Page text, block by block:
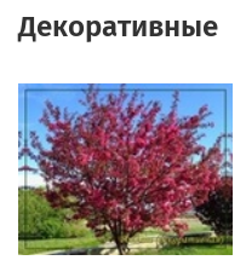
Декоративные